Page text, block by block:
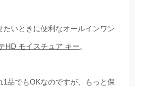
たいときに便利なオールインワン
HD モイスチュア キー。
1品でもOKなのですが、もっと保